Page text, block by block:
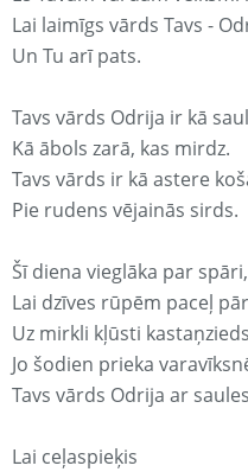
Lai laimīgs vārds Tavs -
Un Tu arī pats.
Tavs vārds Odrija ir kā
Kā ābols zarā, kas mirdz.
Tavs vārds ir kā astere
Pie rudens vējainās sirds.
Šī diena vieglāka par spāri,
Lai dzīves rūpēm paceļ
Uz mirkli kļūsti
Jo šodien prieka
Tavs vārds Odrija ar
Lai ceļaspieķis